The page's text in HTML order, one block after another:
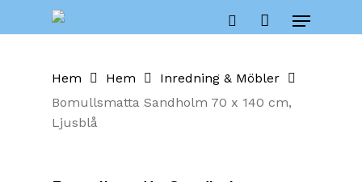
Menu
Cart Close
Hem Hem
Inredning & Möbler
Bomullsmatta Sandholm 70 x 140 cm,
Ljusblå